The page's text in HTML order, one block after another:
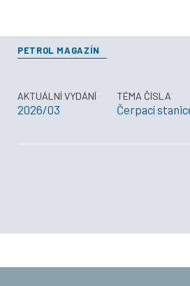
PETROL MAGAZÍN
AKTUÁLNÍ VYDÁNÍ
2026/03
TÉMA ČÍSLA
Čerpací